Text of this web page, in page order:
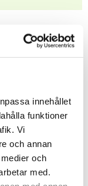
innehållet
funktioner
Vi
och annan
och
med.
Detta innebär att
därmed
all infärgning
gjorda av giftfri
i maskin i